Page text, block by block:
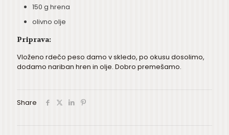
150 g hrena
olivno olje
Priprava:
Vloženo rdečo peso damo v skledo, po okusu dosolimo,
dodamo nariban hren in olje. Dobro premešamo.
Share